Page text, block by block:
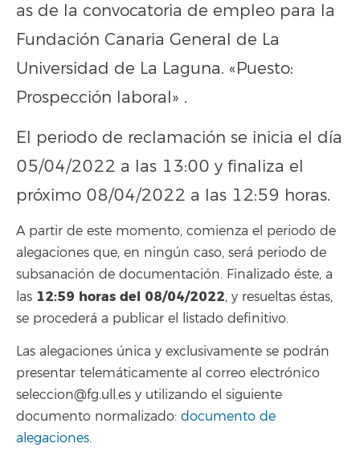
as de la convocatoria de empleo para la
Fundación Canaria General de La
Universidad de La Laguna. «Puesto:
Prospección laboral» .
El periodo de reclamación se inicia el día
05/04/2022 a las 13:00 y finaliza el
próximo 08/04/2022 a las 12:59 horas.
A partir de este momento, comienza el periodo de
alegaciones que, en ningún caso, será periodo de
subsanación de documentación. Finalizado éste, a
las 12:59 horas del 08/04/2022, y resueltas éstas,
se procederá a publicar el listado definitivo.
Las alegaciones única y exclusivamente se podrán
presentar telemáticamente al correo electrónico
seleccion@fg.ull.es y utilizando el siguiente
documento normalizado: documento de
alegaciones.